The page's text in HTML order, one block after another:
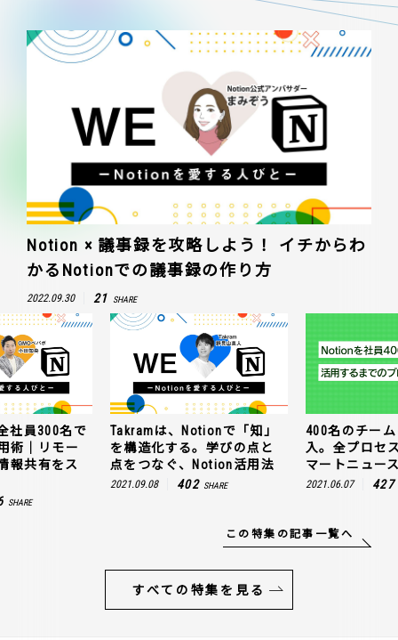
Notion × 議事録を攻略しよう！ イチからわ
かるNotionでの議事録の作り方
2022.09.30 21 SHARE
社員300名で
術｜リモー
報共有をス
SHARE
Takramは、Notionで「知」
を構造化する。学びの点と
点をつなぐ、Notion活用法
2021.09.08 402 SHARE
400名のチー
入。全プロセ
マートニュー
2021.06.07 427
この特集の記事一覧へ
すべての特集を見る